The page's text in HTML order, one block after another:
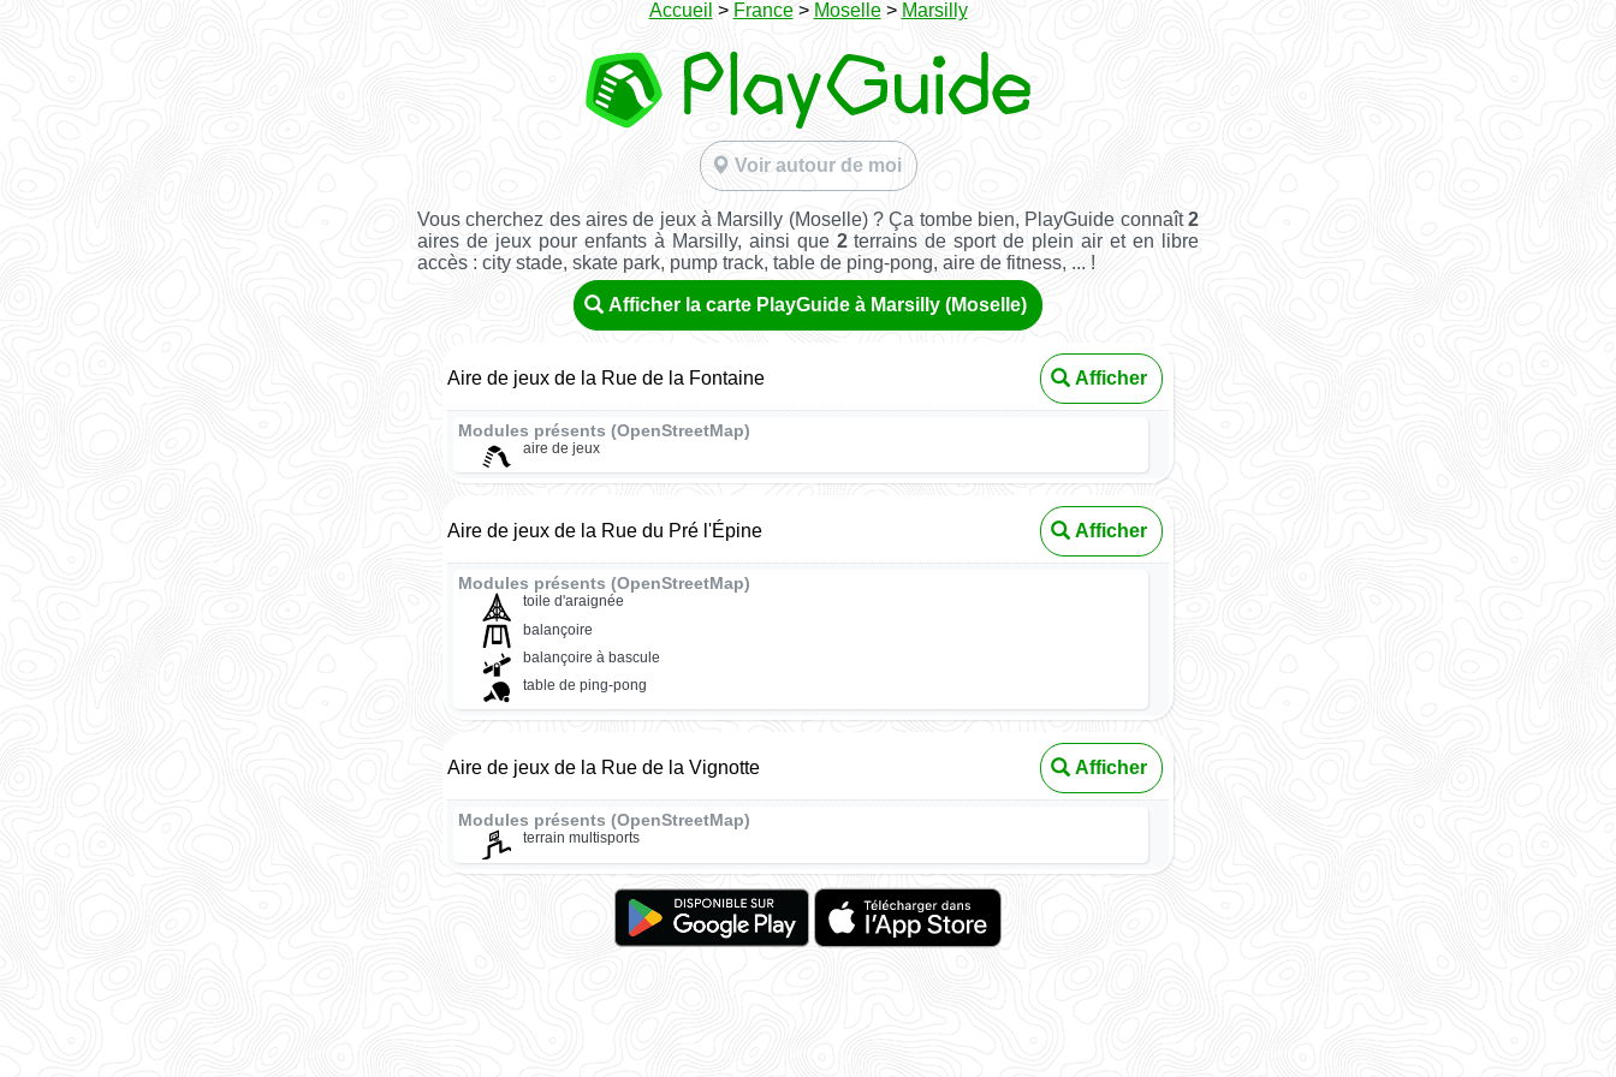
Accueil > France> Moselle> Marsilly
Voir autour de moi
Vous cherchez des aires de jeux à Marsilly (Moselle) ? Ça tombe bien, PlayGuide connaît2
aires de jeux pour enfants à Marsilly, ainsi que 2terrains de sport de plein air et en libre
accès : city stade, skate park, pump track, table de ping-pong, aire de fitness, ... !
Afficher la carte PlayGuide à Marsilly (Moselle)
Aire de jeux de la Rue de la Fontaine Afficher
Modules présents (OpenStreetMap)
aire de jeux
Aire de jeux de la Rue du Pré l'Épine Afficher
Modules présents (OpenStreetMap)
toile d'araignée
balançoire
balançoire à bascule
table de ping-pong
Aire de jeux de la Rue de la Vignotte Afficher
Modules présents (OpenStreetMap)
terrain multisports